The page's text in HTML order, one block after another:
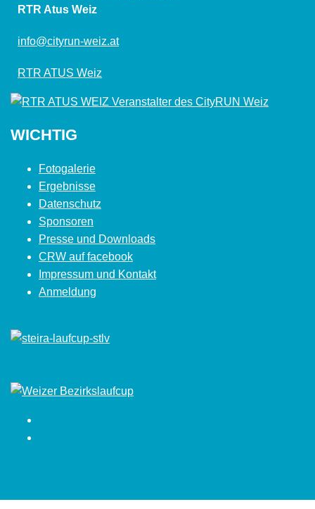
RTR Atus Weiz
info@cityrun-weiz.at
RTR ATUS Weiz
WICHTIG
Fotogalerie
Ergebnisse
Datenschutz
Sponsoren
Presse und Downloads
CRW auf facebook
Impressum und Kontakt
Anmeldung